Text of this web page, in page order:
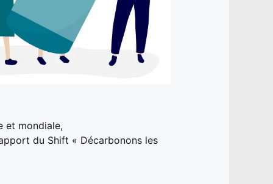
et mondiale,
du Shift « Décarbonons les